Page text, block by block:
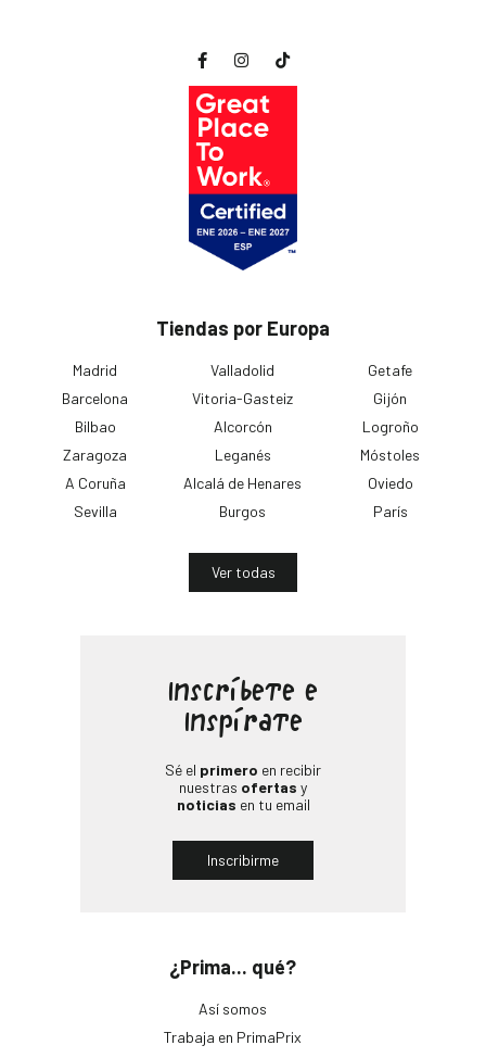
Tiendas por Europa
Madrid
Barcelona
Bilbao
Zaragoza
A Coruña
Sevilla
Valladolid
Vitoria-Gasteiz
Alcorcón
Leganés
Alcalá de Henares
Burgos
Getafe
Gijón
Logroño
Móstoles
Oviedo
París
Ver todas
¿Prima... qué?
Así somos
Trabaja en PrimaPrix
Inscríbete e
Inspírate
Sé el primero en recibir
nuestras ofertas y
noticias en tu email
Inscribirme